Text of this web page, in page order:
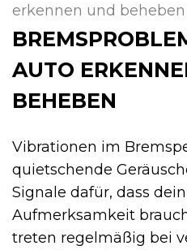
erkennen und beheben
AUTO
BEHEBEN
Vibrationen im
quietschende
Signale dafür, dass
Aufmerksamkeit
treten regelmäßig bei